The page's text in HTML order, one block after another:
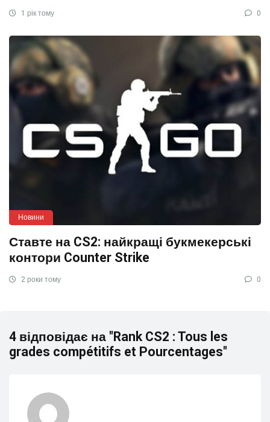
1 рік тому 0
Новини
Ставте на CS2: найкращі букмекерські
контори Counter Strike
2 роки тому 0
4 відповідає на "Rank CS2 : Tous les
grades compétitifs et Pourcentages"